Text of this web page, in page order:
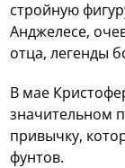
стройную
Анджелесе,
отца, легенды
В мае
значительном
привычку,
фунтов.